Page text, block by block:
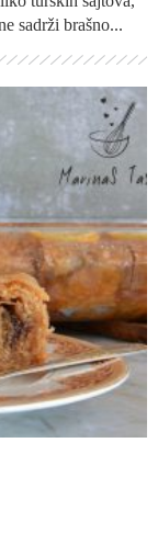
sadrži brašno...